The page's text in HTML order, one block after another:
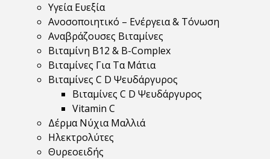
Υγεία Ευεξία
Ανοσοποιητικό – Ενέργεια & Τόνωση
Αναβράζουσες Βιταμίνες
Βιταμίνη B12 & Β-Complex
Βιταμίνες Για Τα Μάτια
Βιταμίνες C D Ψευδάργυρος
Βιταμίνες C D Ψευδάργυρος
Vitamin C
Δέρμα Νύχια Μαλλιά
Ηλεκτρολύτες
Θυρεοειδής